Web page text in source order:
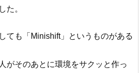
た。
ても「Minishift」というものがある
がそのあとに環境をサクッと作っ